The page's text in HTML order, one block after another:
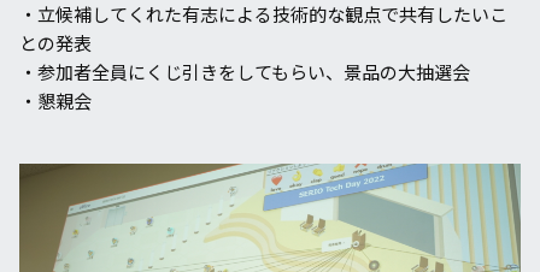
・⽴候補してくれた有志による技術的な観点で共有したいこ
との発表
・参加者全員にくじ引きをしてもらい、景品の⼤抽選会
・懇親会